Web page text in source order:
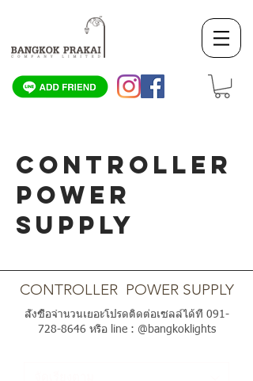
CONTROLLER
POWER
SUPPLY
CONTROLLER POWER SUPPLY
สั่งซื้อจำนวนเยอะโปรดติดต่อเซลล์ได้ที่ 091-
728-8646หรือ line : @bangkoklights